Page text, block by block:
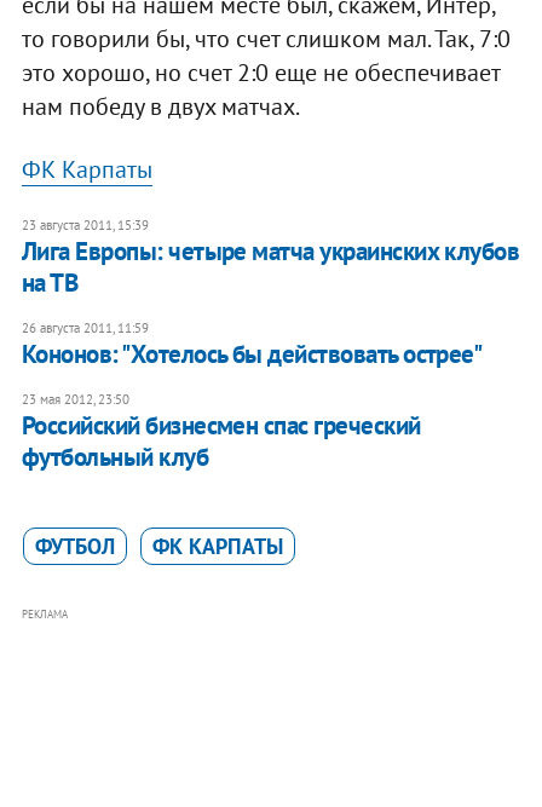
то говорили бы, что счет слишком мал. Так, 7:0
это хорошо, но счет 2:0 еще не обеспечивает
нам победу в двух матчах.
ФК Карпаты
23 августа 2011, 15:39
Лига Европы: четыре матча украинских клубов
на ТВ
26 августа 2011, 11:59
Кононов: "Хотелось бы действовать острее"
23 мая 2012, 23:50
Российский бизнесмен спас греческий
футбольный клуб
ФУТБОЛ ФК КАРПАТЫ
РЕКЛАМА